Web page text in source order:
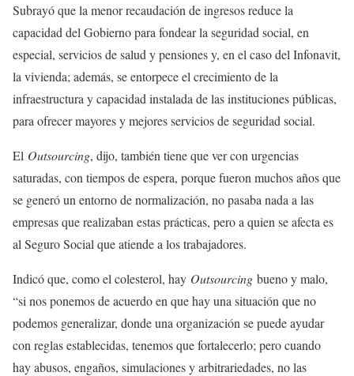
Subrayó que la menor recaudación de ingresos reduce la
capacidad del Gobierno para fondear la seguridad social, en
especial, servicios de salud y pensiones y, en el caso del Infonavit,
la vivienda; además, se entorpece el crecimiento de la
infraestructura y capacidad instalada de las instituciones públicas,
para ofrecer mayores y mejores servicios de seguridad social.
El Outsourcing, dijo, también tiene que ver con urgencias
saturadas, con tiempos de espera, porque fueron muchos años que
se generó un entorno de normalización, no pasaba nada a las
empresas que realizaban estas prácticas, pero a quien se afecta es
al Seguro Social que atiende a los trabajadores.
Indicó que, como el colesterol, hay Outsourcing bueno y malo,
“si nos ponemos de acuerdo en que hay una situación que no
podemos generalizar, donde una organización se puede ayudar
con reglas establecidas, tenemos que fortalecerlo; pero cuando
hay abusos, engaños, simulaciones y arbitrariedades, no las